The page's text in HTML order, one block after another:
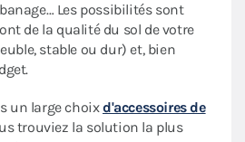
Les possibilités sont
de la qualité du sol de votre
stable ou dur) et, bien
un large choixd'accessoires de
trouviez la solution la plus